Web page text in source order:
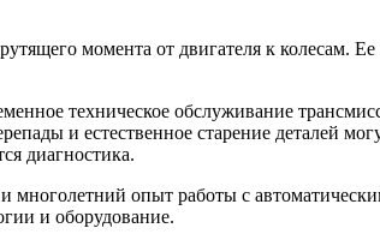
момента от двигателя к колесам.
техническое обслуживание
и естественное старение деталей
диагностика.
опыт работы с
и оборудование.